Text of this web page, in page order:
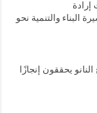
جسدت إرادة
والتنمية نحو
يحققون إنجازًا